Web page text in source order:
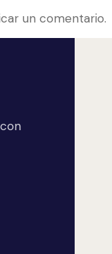
un comentario.